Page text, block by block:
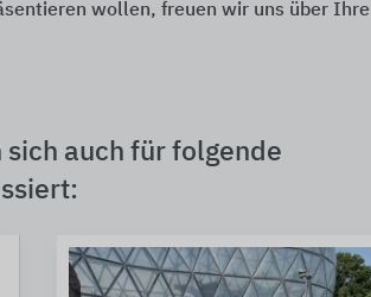
wollen, freuen wir uns über Ihre
sich auch für folgende